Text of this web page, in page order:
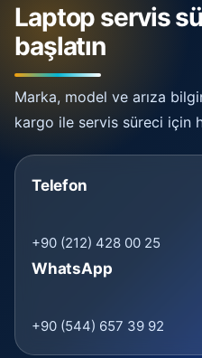
Laptop servis
başlatın
Marka, model ve arıza
kargo ile servis süreci için
Telefon
+90 (212) 428 00 25
WhatsApp
+90 (544) 657 39 92